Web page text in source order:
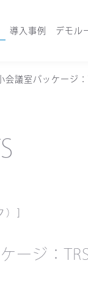
導入事例 デモル
議室パッケージ
）]
ージ：